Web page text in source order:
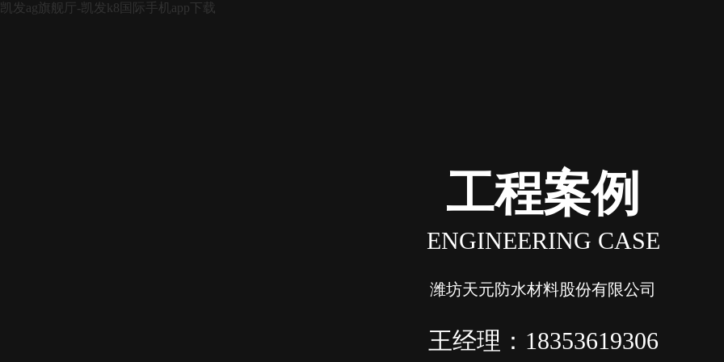
凯发ag旗舰厅-凯发k8国际手机app下载
工程案例
ENGINEERING CASE
潍坊天元防水材料股份有限公司
王经理：18353619306